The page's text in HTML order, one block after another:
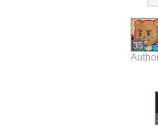
35